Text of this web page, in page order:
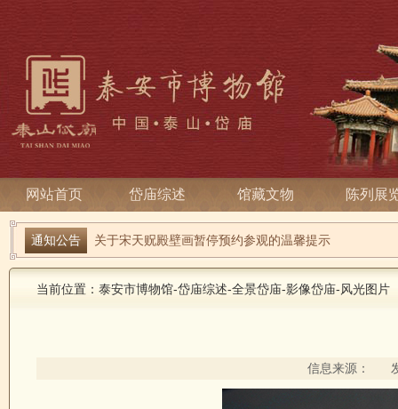
网站首页 岱庙综述 馆藏文物 陈列展
通知公告
端午寻古趣 雅俗话安康| 岱庙2026端午节系列活动
关于宋天贶殿壁画暂停预约参观的温馨提示
当前位置： 泰安市博物馆-岱庙综述-全景岱庙-影像岱庙-风光图片
信息来源：